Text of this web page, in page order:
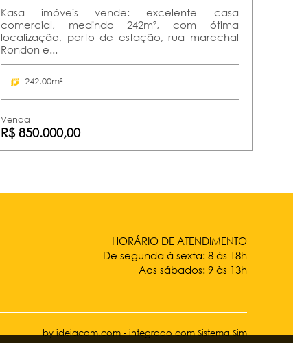
Kasa imóveis vende: excelente casa
comercial, medindo 242m², com ótima
localização, perto de estação, rua marechal
Rondon e...
242.00m²
Venda
R$ 850.000,00
HORÁRIO DE ATENDIMENTO
De segunda à sexta: 8 às 18h
Aos sábados: 9 às 13h
by ideiacom.com- integrado com Sistema Sim